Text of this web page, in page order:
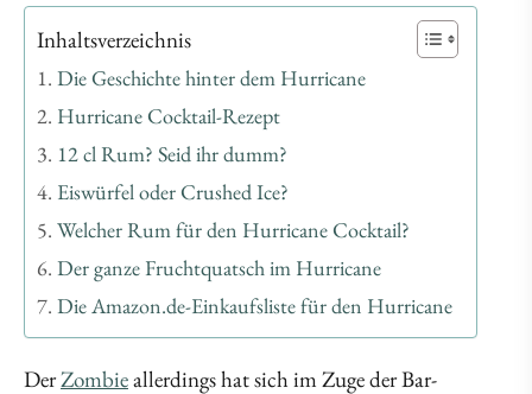
Inhaltsverzeichnis
Die Geschichte hinter dem Hurricane
Hurricane Cocktail-Rezept
12 cl Rum? Seid ihr dumm?
Eiswürfel oder Crushed Ice?
Welcher Rum für den Hurricane Cocktail?
Der ganze Fruchtquatsch im Hurricane
Die Amazon.de-Einkaufsliste für den Hurricane
DerZombieallerdings hat sich im Zuge der Bar-